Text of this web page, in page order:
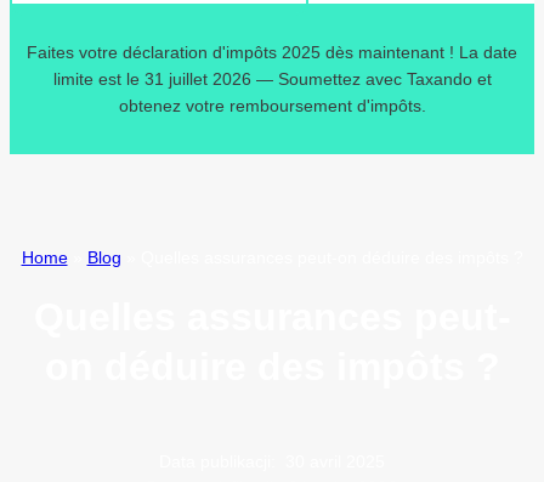
Faites votre déclaration d'impôts 2025 dès maintenant ! La date
limite est le 31 juillet 2026 — Soumettez avec Taxando et
obtenez votre remboursement d'impôts.
Home» Blog